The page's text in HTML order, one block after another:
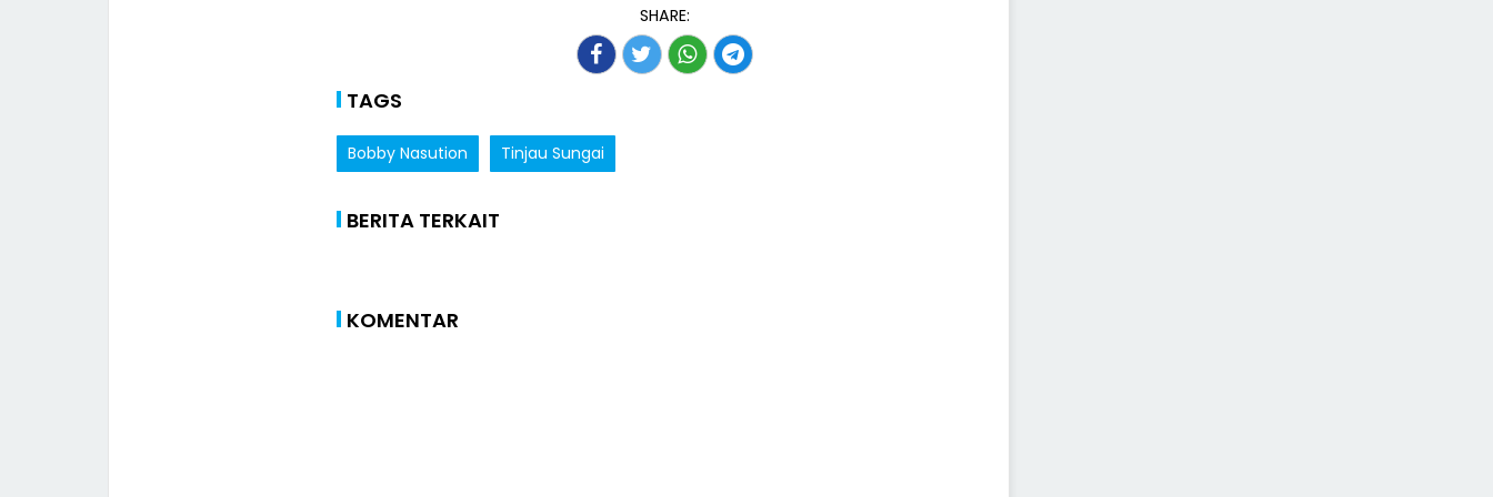
SHARE:
TAGS
Bobby Nasution Tinjau Sungai
BERITA TERKAIT
KOMENTAR